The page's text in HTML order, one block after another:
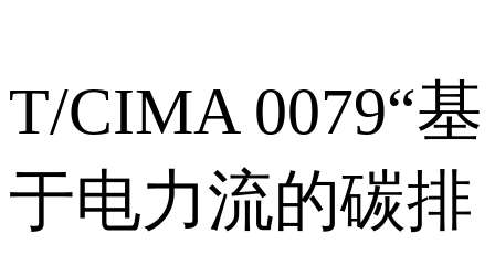
T/CIMA 0079“基
于电力流的碳排